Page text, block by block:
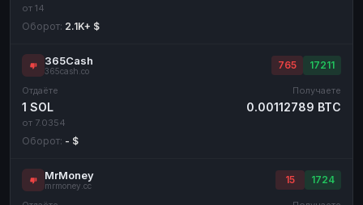
от 14
Оборот: 2.1K+ $
365Cash
365cash.co
765 17211
Отдаёте
1 SOL
от 7.0354
Получаете
0.00112789 BTC
Оборот: - $
MrMoney
mrmoney.cc
15 1724